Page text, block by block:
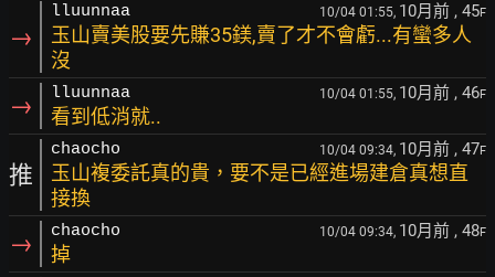
→
lluunnaa 10/04 01:55, 10月前 , 45F
玉山賣美股要先賺35鎂,賣了才不會虧...有蠻多人
沒
→ lluunnaa 10/04 01:55, 10月前 , 46F
看到低消就..
推
chaocho 10/04 09:34, 10月前 , 47F
玉山複委託真的貴，要不是已經進場建倉真想直
接換
→ chaocho 10/04 09:34, 10月前 , 48F
掉